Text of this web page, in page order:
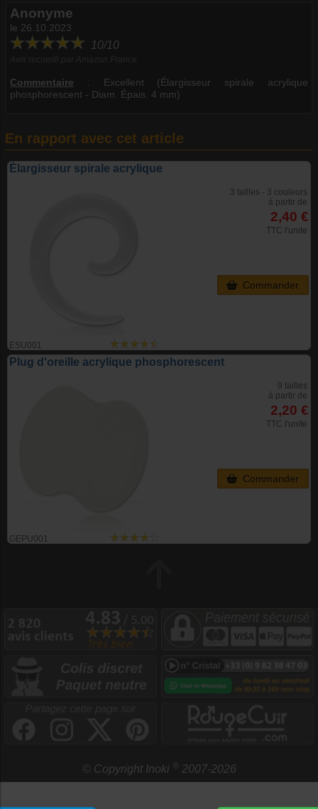
Anonyme
le 26.10.2023
10/10
Commentaire : Excellent (Élargisseur spirale acrylique
phosphorescent - Diam. Épais. 4 mm)
En rapport avec cet article
Élargisseur spirale acrylique
ESU001
3 tailles - 3 couleurs
à partir de
2,40 €
TTC l'unite
Commander
Plug d'oreille acrylique phosphorescent
GEPU001
9 tailles
à partir de
2,20 €
TTC l'unite
Commander
© Copyright Inoki ® 2007-2026